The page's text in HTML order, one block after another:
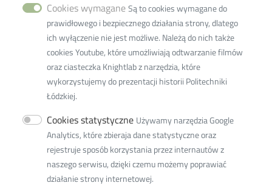
Cookies wymagane Są to cookies wymagane do
prawidłowego i bezpiecznego działania strony, dlatego
ich wyłączenie nie jest możliwe. Należą do nich także
cookies Youtube, które umożliwiają odtwarzanie filmów
oraz ciasteczka Knightlab z narzędzia, które
wykorzystujemy do prezentacji historii Politechniki
Łódzkiej.
Cookies statystyczne Używamy narzędzia Google
Analytics, które zbieraja dane statystyczne oraz
rejestruje sposób korzystania przez internautów z
naszego serwisu, dzięki czemu możemy poprawiać
działanie strony internetowej.
Lodz University of Technology
116 Zeromskiego Street
90-924 Lodz, Poland
727 002 18 95
Links
Wikamp
Webmail
Library